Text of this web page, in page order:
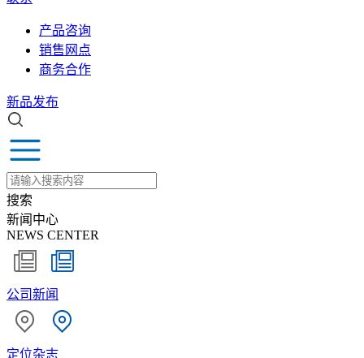
产品咨询
销售网点
商务合作
新品发布
搜索
新闻中心
NEWS CENTER
公司新闻
定位杂志